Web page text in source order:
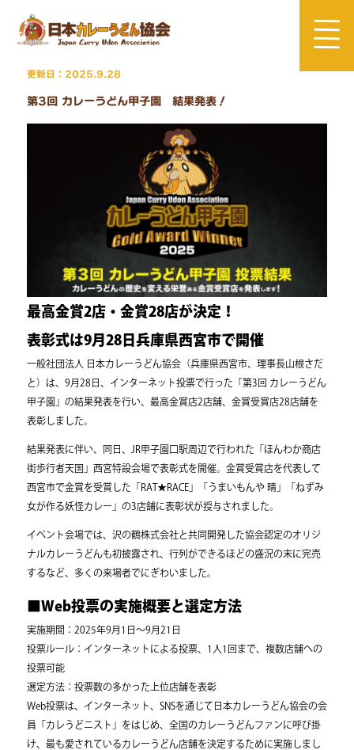
content
更新日：2025.9.28
第3回 カレーうどん甲子園 結果発表！
最高金賞2店・金賞28店が決定！
表彰式は9月28日兵庫県西宮市で開催
一般社団法人 日本カレーうどん協会（兵庫県西宮市、理事長山根さだ
と）は、9月28日、インターネット投票で行った「第3回 カレーうどん
甲子園」の結果発表を行い、最高金賞店2店舗、金賞受賞店28店舗を
表彰しました。
結果発表に伴い、同日、JR甲子園口駅周辺で行われた「ほんわか商店
街歩行者天国」西宮特設会場で表彰式を開催。金賞受賞店を代表して
西宮市で金賞を受賞した「RAT★RACE」「うまいもんや 晴」「ねずみ
女が作る妖怪カレー」の3店舗に表彰状が授与されました。
イベント会場では、沢の鶴株式会社と共同開発した協会認定のオリジ
ナルカレーうどんも初披露され、行列ができるほどの盛況の末に完売
するなど、多くの来場者でにぎわいました。
■Web投票の実施概要と選定方法
実施期間：2025年9月1日～9月21日
投票ルール：インターネットによる投票、1人1回まで、複数店舗への
投票可能
選定方法：投票数の多かった上位店舗を表彰
Web投票は、インターネット、SNSを通じて日本カレーうどん協会の会
員「カレうどニスト」をはじめ、全国のカレーうどんファンに呼び掛
け、最も愛されているカレーうどん店舗を決定するために実施しまし